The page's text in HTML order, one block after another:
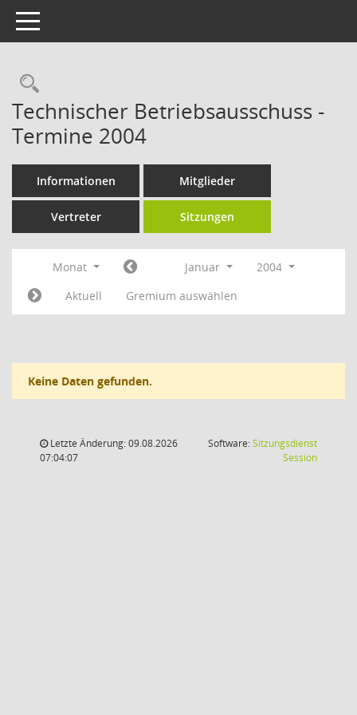
Toggle navigation
Rechercheauswahl
Technischer Betriebsausschuss -
Termine 2004
Informationen Mitglieder
Vertreter Sitzungen
Monat Januar
2004
Aktuell
Gremium auswählen
Keine Daten gefunden.
Letzte Änderung: 09.08.2026
07:04:07
Software:Sitzungsdienst
Session(Wird in